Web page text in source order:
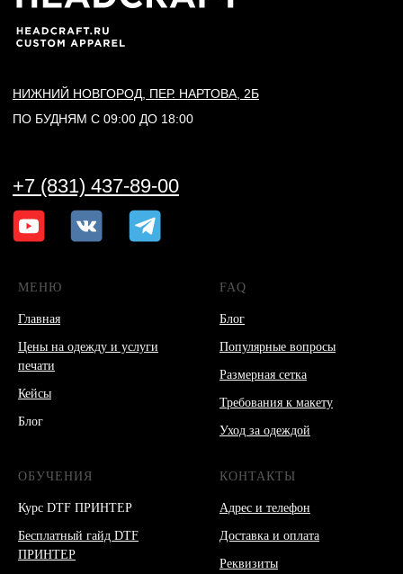
МЕНЮ
Главная
Цены на одежду и услуги
печати
Кейсы
Блог
FAQ
Блог
Популярные вопросы
Размерная сетка
Требования к макету
Уход за одеждой
ОБУЧЕНИЯ
Курс DTF ПРИНТЕР
Бесплатный гайд DTF
ПРИНТЕР
КОНТАКТЫ
Адрес и телефон
Доставка и оплата
Реквизиты